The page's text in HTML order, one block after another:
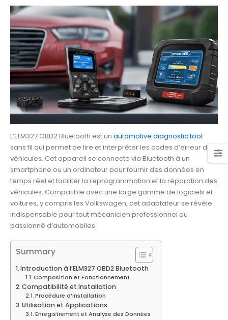
L’ELM327 OBD2 Bluetooth est un automotive diagnostic tool
sans fil qui permet de lire et interpréter les codes d’erreur des
véhicules. Cet appareil se connecte via Bluetooth à un
smartphone ou un ordinateur pour fournir des données en
temps réel et faciliter la reprogrammation et la réparation des
véhicules. Compatible avec une large gamme de logiciels et
voitures, y compris les Volkswagen, cet adaptateur se révèle
indispensable pour tout mécanicien professionnel ou
passionné d’automobiles.
Summary
Introduction à l’ELM327 OBD2 Bluetooth
Composition et Fonctionnement
Compatibilité et Installation
Procédure d’installation
Utilisation et Applications
Enregistrement et Analyse des Données